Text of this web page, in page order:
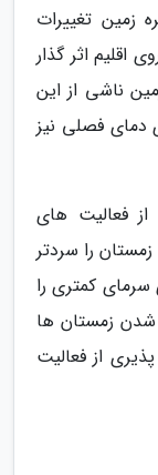
زمین تغییرات
اقلیم اثر گذار
ناشی از این
دمای فصلی نیز
فعالیت های
را سردتر
کمتری را
شدن زمستان ها
از فعالیت